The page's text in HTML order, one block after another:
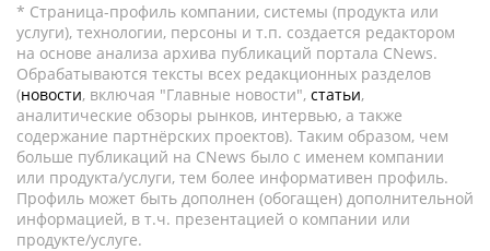
* Страница-профиль компании, системы (продукта или
услуги), технологии, персоны и т.п. создается редактором
на основе анализа архива публикаций портала CNews.
Обрабатываются тексты всех редакционных разделов
(новости, включая "Главные новости", статьи,
аналитические обзоры рынков, интервью, а также
содержание партнёрских проектов). Таким образом, чем
больше публикаций на CNews было с именем компании
или продукта/услуги, тем более информативен профиль.
Профиль может быть дополнен (обогащен) дополнительной
информацией, в т.ч. презентацией о компании или
продукте/услуге.